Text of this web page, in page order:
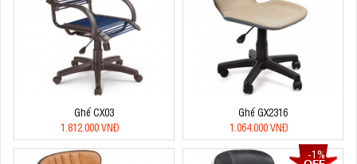
Ghế CX03
1.812.000 VNĐ
Ghế GX2316
1.064.000 VNĐ
-1%